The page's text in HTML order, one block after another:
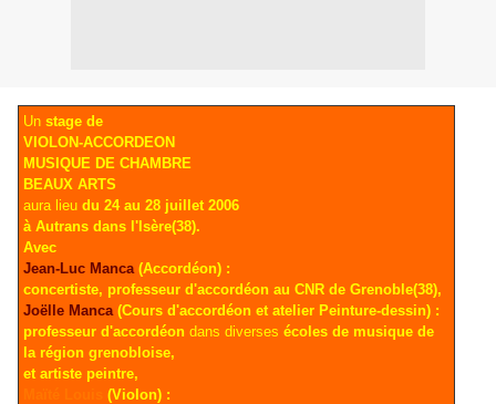
Un stage de
VIOLON-ACCORDEON
MUSIQUE DE CHAMBRE
BEAUX ARTS
aura lieu du 24 au 28 juillet 2006
à Autrans dans l'Isère(38).
Avec
Jean-Luc Manca (Accordéon) :
concertiste, professeur d'accordéon au CNR de Grenoble(38),
Joëlle Manca(Cours d'accordéon et atelier Peinture-dessin) :
professeur d'accordéon dans diverses écoles de musique de
la région grenobloise,
et artiste peintre,
(Violon) :